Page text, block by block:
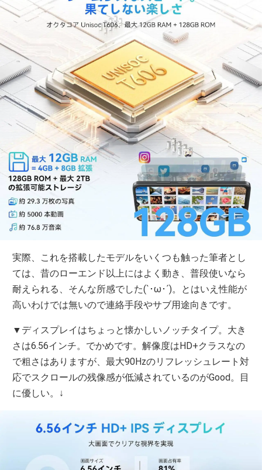
実際、これを搭載したモデルをいくつも触った筆者とし
ては、昔のローエンド以上にはよく動き、普段使いなら
耐えられる、そんな所感でした(`･ω･´)。とはいえ性能が
高いわけでは無いので連絡手段やサブ用途向きです。
▼ディスプレイはちょっと懐かしいノッチタイプ。大き
さは6.56インチ。でかめです。解像度はHD+クラスなの
で粗さはありますが、最大90Hzのリフレッシュレート対
応でスクロールの残像感が低減されているのがGood。目
に優しい。↓